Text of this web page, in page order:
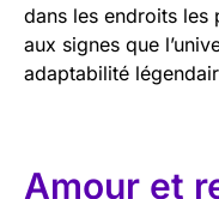
dans les endroits les
aux signes que
adaptabilité
Amour et